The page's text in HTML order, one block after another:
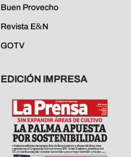
Buen Provecho
Revista E&N
GOTV
EDICIÓN IMPRESA